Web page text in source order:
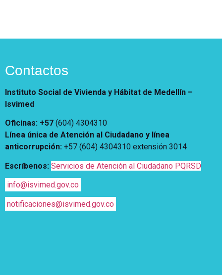
Directorio de servidores
A+ A A-
Contraste
Centro de relevo
Más Información sobre Accesibilidad
Contactos
Instituto Social de Vivienda y Hábitat de Medellín –
Isvimed
Oficinas: +57 (604) 4304310
Línea única de Atención al Ciudadano y línea
anticorrupción: +57 (604) 4304310 extensión 3014
Escríbenos: Servicios de Atención al Ciudadano PQRSD
info@isvimed.gov.co
notificaciones@isvimed.gov.co